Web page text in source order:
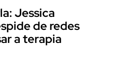
Jessica
de redes
a terapia